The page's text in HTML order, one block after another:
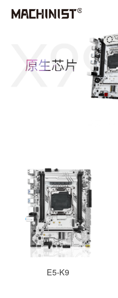
E5-K9